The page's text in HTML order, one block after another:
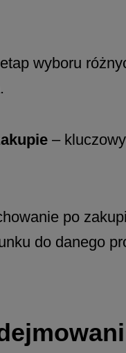
wyboru
–
po
do danego